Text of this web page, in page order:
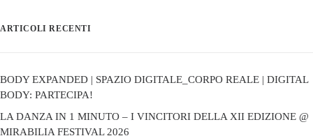
ARTICOLI RECENTI
BODY EXPANDED | SPAZIO DIGITALE_CORPO REALE | DIGITAL
BODY: PARTECIPA!
LA DANZA IN 1 MINUTO – I VINCITORI DELLA XII EDIZIONE @
MIRABILIA FESTIVAL 2026